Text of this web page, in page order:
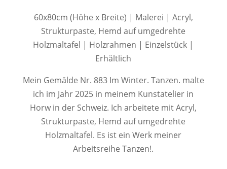
60x80cm (Höhe x Breite) | Malerei | Acryl,
Strukturpaste, Hemd auf umgedrehte
Holzmaltafel | Holzrahmen | Einzelstück |
Erhältlich
Mein Gemälde Nr. 883 Im Winter. Tanzen. malte
ich im Jahr 2025 in meinem Kunstatelier in
Horw in der Schweiz. Ich arbeitete mit Acryl,
Strukturpaste, Hemd auf umgedrehte
Holzmaltafel. Es ist ein Werk meiner
Arbeitsreihe Tanzen!.